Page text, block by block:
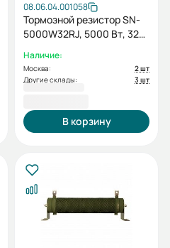
08.06.04.001058
Тормозной резистор SN-
5000W32RJ, 5000 Вт, 32
Наличие:
Москва:
2 шт
Другие склады:
3 шт
В корзину